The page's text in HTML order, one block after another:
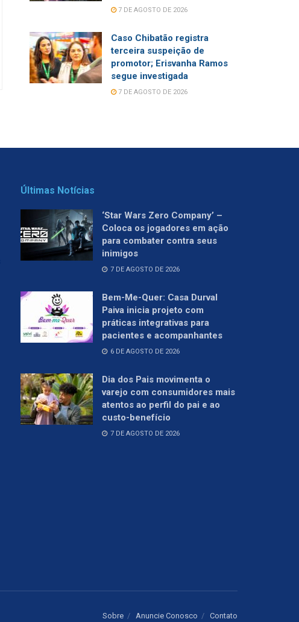
7 DE AGOSTO DE 2026
Caso Chibatão registra
terceira suspeição de
promotor; Erisvanha Ramos
segue investigada
7 DE AGOSTO DE 2026
Últimas Notícias
‘Star Wars Zero Company’ –
Coloca os jogadores em ação
para combater contra seus
inimigos
7 DE AGOSTO DE 2026
Bem-Me-Quer: Casa Durval
Paiva inicia projeto com
práticas integrativas para
pacientes e acompanhantes
6 DE AGOSTO DE 2026
Dia dos Pais movimenta o
varejo com consumidores mais
atentos ao perfil do pai e ao
custo-benefício
7 DE AGOSTO DE 2026
Sobre Anuncie Conosco Contato